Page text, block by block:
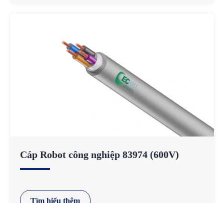
Cáp Robot công nghiệp 83974 (600V)
Tìm hiểu thêm